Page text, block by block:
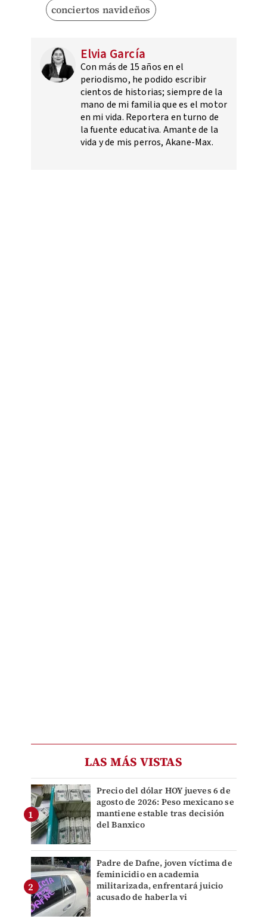
conciertos navideños
Elvia García
Con más de 15 años en el
periodismo, he podido escribir
cientos de historias; siempre de la
mano de mi familia que es el motor
en mi vida. Reportera en turno de
la fuente educativa. Amante de la
vida y de mis perros, Akane-Max.
LAS MÁS VISTAS
Precio del dólar HOY jueves 6 de
agosto de 2026: Peso mexicano se
mantiene estable tras decisión
del Banxico
Padre de Dafne, joven víctima de
feminicidio en academia
militarizada, enfrentará juicio
acusado de haberla vi